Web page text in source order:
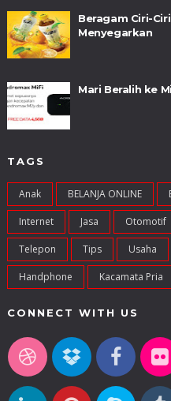
Beragam Ciri-
Menyegarkan
Mari Beralih ke
TAGS
Anak BELANJA ONLINE
Internet Jasa Otomotif
Telepon Tips Usaha
Handphone Kacamata Pria
CONNECT WITH US